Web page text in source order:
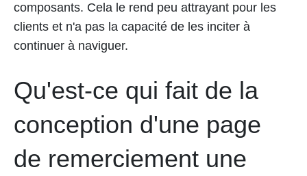
composants. Cela le rend peu attrayant pour les
clients et n'a pas la capacité de les inciter à
continuer à naviguer.
Qu'est-ce qui fait de la
conception d'une page
de remerciement une